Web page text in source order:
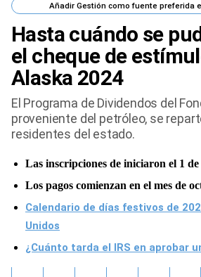
Mi Bolsillo
Respuestas
Gente
Vida Laboral
AñadirGestión como fuente preferida
Hasta cuándo se
el cheque de
Alaska 2024
El Programa de Dividendos del
proveniente del petróleo, se
residentes del estado.
Las inscripciones de iniciaron el 1 de
Los pagos comienzan en el mes de
Calendario de días festivos de
Unidos
¿Cuánto tarda el IRS en aprobar